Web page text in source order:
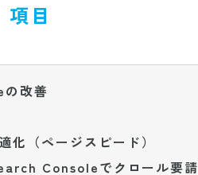
目
改善
（ページスピード）
Consoleでクロール要請